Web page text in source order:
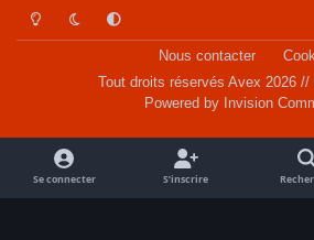
Light ModeDark ModeSystem Preference
Nous contacter
Tout droits réservés Avex 2026
Powered by Invision
Se connecter S’inscrire